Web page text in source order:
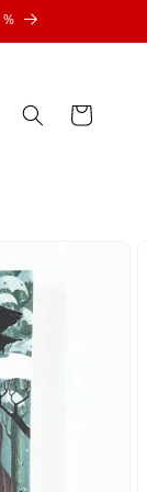
Ostoskori